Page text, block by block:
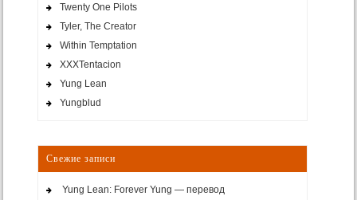
Twenty One Pilots
Tyler, The Creator
Within Temptation
XXXTentacion
Yung Lean
Yungblud
Свежие записи
Yung Lean: Forever Yung — перевод